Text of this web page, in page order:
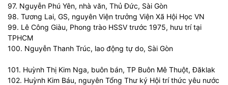
97. Nguyễn Phú Yên, nhà văn, Thủ Đức, Sài Gòn
98. Tương Lai, GS, nguyên Viện trưởng Viện Xã Hội Học VN
99. Lê Công Giàu, Phong trào HSSV trước 1975, hưu trí tại
TPHCM
100. Nguyễn Thanh Trúc, lao động tự do, Sài Gòn
101. Huỳnh Thị Kim Nga, buôn bán, TP Buôn Mê Thuột, Đăklak
102. Huỳnh Kim Báu, nguyên Tổng Thư ký Hội trí thức yêu nước